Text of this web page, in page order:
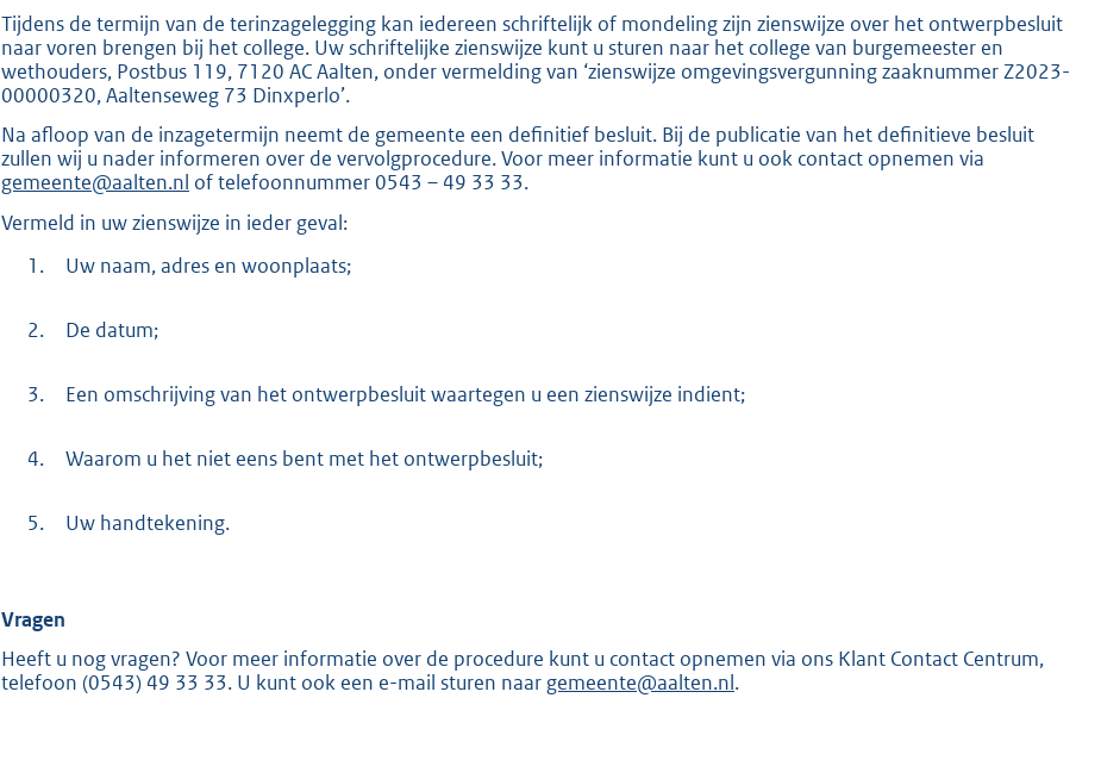
r
n
e
l
i
n
k
:
Tijdens de termijn van de terinzagelegging kan iedereen schriftelijk of mondeling zijn zienswijze over het ontwerpbesluit
naar voren brengen bij het college. Uw schriftelijke zienswijze kunt u sturen naar het college van burgemeester en
wethouders, Postbus 119, 7120 AC Aalten, onder vermelding van ‘zienswijze omgevingsvergunning zaaknummer Z2023-
00000320, Aaltenseweg 73 Dinxperlo’.
Na afloop van de inzagetermijn neemt de gemeente een definitief besluit. Bij de publicatie van het definitieve besluit
zullen wij u nader informeren over de vervolgprocedure. Voor meer informatie kunt u ook contact opnemen via
gemeente@aalten.nl of telefoonnummer 0543 – 49 33 33.
Vermeld in uw zienswijze in ieder geval:
1.
Uw naam, adres en woonplaats;
2. De datum;
3. Een omschrijving van het ontwerpbesluit waartegen u een zienswijze indient;
4. Waarom u het niet eens bent met het ontwerpbesluit;
5. Uw handtekening.
Vragen
Heeft u nog vragen? Voor meer informatie over de procedure kunt u contact opnemen via ons Klant Contact Centrum,
telefoon (0543) 49 33 33. U kunt ook een e-mail sturen naar gemeente@aalten.nl.